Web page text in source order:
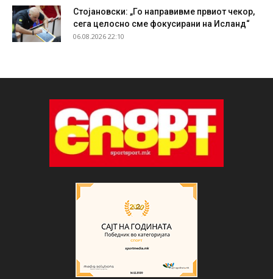
Стојановски: „Го направивме првиот чекор,
сега целосно сме фокусирани на Исланд“
06.08.2026 22:10